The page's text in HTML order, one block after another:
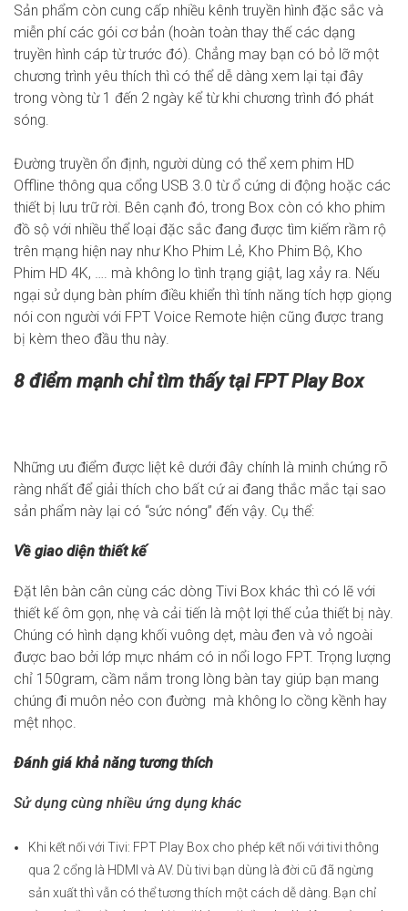
Sản phẩm còn cung cấp nhiều kênh truyền hình đặc sắc và
miễn phí các gói cơ bản (hoàn toàn thay thế các dạng
truyền hình cáp từ trước đó). Chẳng may bạn có bỏ lỡ một
chương trình yêu thích thì có thể dễ dàng xem lại tại đây
trong vòng từ 1 đến 2 ngày kể từ khi chương trình đó phát
sóng.
Đường truyền ổn định, người dùng có thể xem phim HD
Offline thông qua cổng USB 3.0 từ ổ cứng di động hoặc các
thiết bị lưu trữ rời. Bên cạnh đó, trong Box còn có kho phim
đồ sộ với nhiều thể loại đặc sắc đang được tìm kiếm rầm rộ
trên mạng hiện nay như Kho Phim Lẻ, Kho Phim Bộ, Kho
Phim HD 4K, …. mà không lo tình trạng giật, lag xảy ra. Nếu
ngại sử dụng bàn phím điều khiển thì tính năng tích hợp giọng
nói con người với FPT Voice Remote hiện cũng được trang
bị kèm theo đầu thu này.
8 điểm mạnh chỉ tìm thấy tạiFPT Play Box
Những ưu điểm được liệt kê dưới đây chính là minh chứng rõ
ràng nhất để giải thích cho bất cứ ai đang thắc mắc tại sao
sản phẩm này lại có “sức nóng” đến vậy. Cụ thể:
Về giao diện thiết kế
Đặt lên bàn cân cùng các dòng Tivi Box khác thì có lẽ với
thiết kế ôm gọn, nhẹ và cải tiến là một lợi thế của thiết bị này.
Chúng có hình dạng khối vuông dẹt, màu đen và vỏ ngoài
được bao bởi lớp mực nhám có in nổi logo FPT. Trọng lượng
chỉ 150gram, cầm nắm trong lòng bàn tay giúp bạn mang
chúng đi muôn nẻo con đường mà không lo cồng kềnh hay
mệt nhọc.
Đánh giá khả năng tương thích
Sử dụng cùng nhiều ứng dụng khác
Khi kết nối với Tivi: FPT Play Box cho phép kết nối với tivi thông
qua 2 cổng là HDMI và AV. Dù tivi bạn dùng là đời cũ đã ngừng
sản xuất thì vẫn có thể tương thích một cách dễ dàng. Bạn chỉ